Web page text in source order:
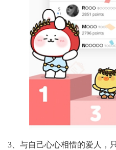
3、与自己心心相惜的爱人，